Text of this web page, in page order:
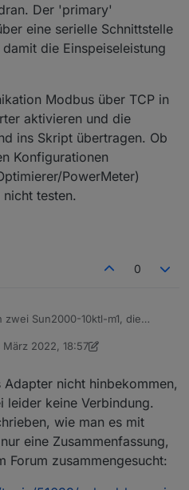
mit dem WR verbunden
Der 'primary'
eine serielle Schnittstelle
die Einspeiseleistung
Modbus über TCP in
aktivieren und die
ins Skript übertragen. Ob
Konfigurationen
PowerMeter)
testen.
0
zwei Sun2000-10ktl-m1, die
beiden haben jeweils eine
dran. Der 'primary'
über eine serielle
aus, damit die
werden kann.
Modbus über TCP in
und ins Skript übertragen. Ob
Konfigurationen
Optimierer/PowerMeter)
ich nicht testen.
März 2022, 18:57
von badsnoopy667
nicht hinbekommen,
leider keine Verbindung.
wie man es mit
eine Zusammenfassung,
Forum zusammengesucht: